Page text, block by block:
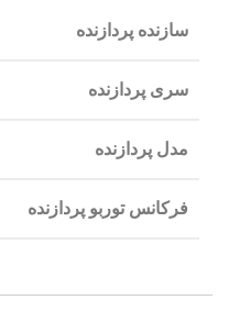
سازنده پردازنده
سری پردازنده
مدل پردازنده
فرکانس توربو پردازنده